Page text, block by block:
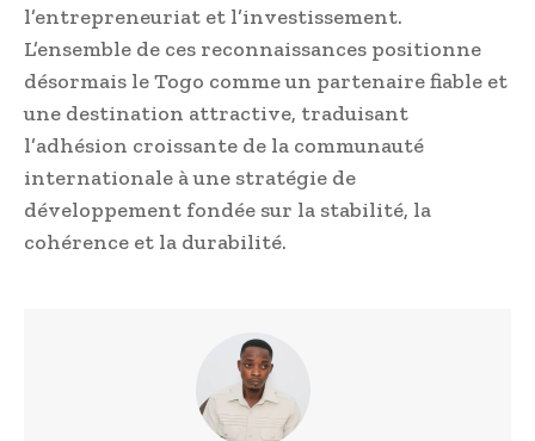
l’entrepreneuriat et l’investissement.
L’ensemble de ces reconnaissances positionne
désormais le Togo comme un partenaire fiable et
une destination attractive, traduisant
l’adhésion croissante de la communauté
internationale à une stratégie de
développement fondée sur la stabilité, la
cohérence et la durabilité.